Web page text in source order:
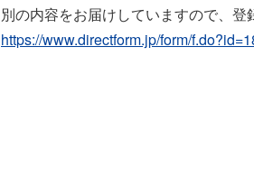
別の内容をお届けしていますので、登
https://www.directform.jp/form/